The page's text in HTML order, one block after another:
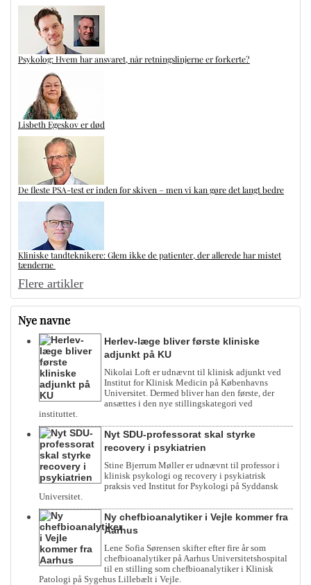
Psykolog: Hvem har ansvaret, når retningslinjerne er forkerte?
Lisbeth Egeskov er død
De fleste PSA-test er inden for skiven – men vi kan gøre det langt bedre
Kliniske tandteknikere: Glem ikke de patienter, der allerede har mistet
tænderne
Flere artikler
Nye navne
Herlev-læge bliver første kliniske
adjunkt på KU
Nikolai Loft er udnævnt til klinisk adjunkt ved
Institut for Klinisk Medicin på Københavns
Universitet. Dermed bliver han den første, der
ansættes i den nye stillingskategori ved
instituttet.
Nyt SDU-professorat skal styrke
recovery i psykiatrien
Stine Bjerrum Møller er udnævnt til professor i
klinisk psykologi og recovery i psykiatrisk
praksis ved Institut for Psykologi på Syddansk
Universitet.
Ny chefbioanalytiker i Vejle kommer fra
Aarhus
Lene Sofia Sørensen skifter efter fire år som
chefbioanalytiker på Aarhus Universitetshospital
til en stilling som chefbioanalytiker i Klinisk
Patologi på Sygehus Lillebælt i Vejle.